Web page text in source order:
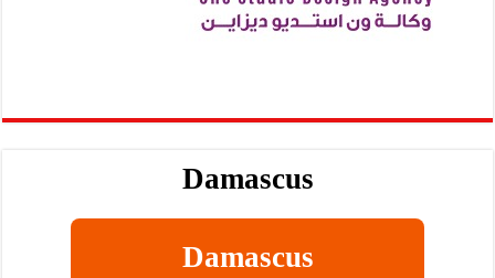
Damascus
Damascus